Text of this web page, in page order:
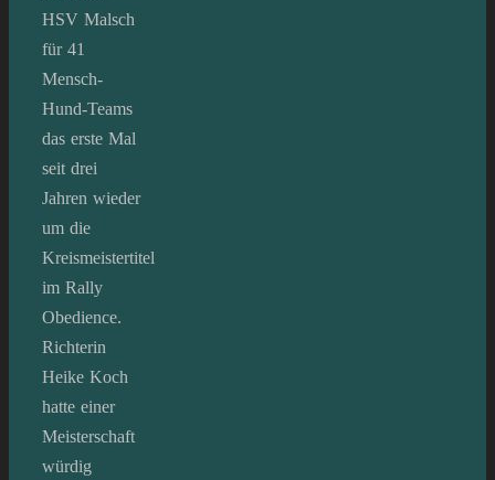
HSV Malsch
für 41
Mensch-
Hund-Teams
das erste Mal
seit drei
Jahren wieder
um die
Kreismeistertitel
im Rally
Obedience.
Richterin
Heike Koch
hatte einer
Meisterschaft
würdig